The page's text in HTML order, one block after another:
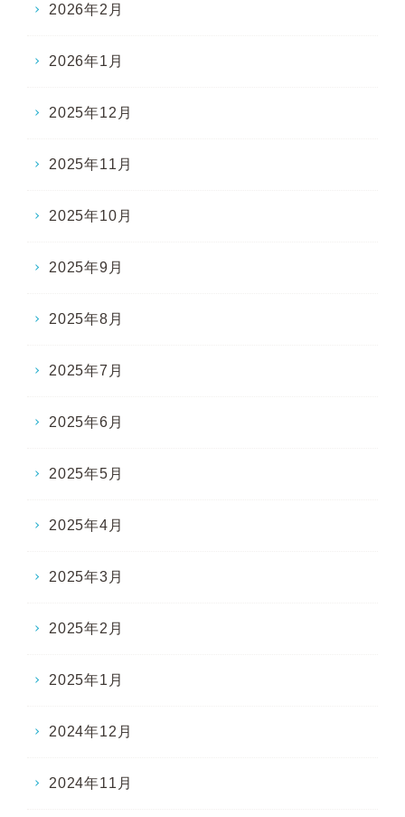
2026年2月
2026年1月
2025年12月
2025年11月
2025年10月
2025年9月
2025年8月
2025年7月
2025年6月
2025年5月
2025年4月
2025年3月
2025年2月
2025年1月
2024年12月
2024年11月